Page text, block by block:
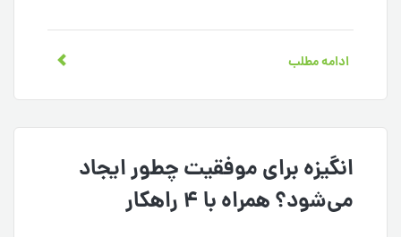
ادامه مطلب
انگیزه برای موفقیت چطور ایجاد
می‌شود؟ همراه با ۴ راهکار